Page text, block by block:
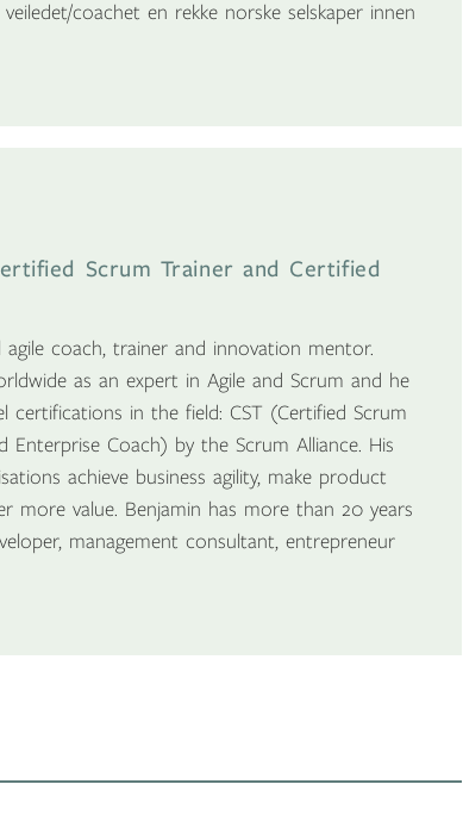
coachet en rekke norske selskaper innen
Scrum Trainer and Certified
agile coach, trainer and innovation mentor.
as an expert in Agile and Scrum and he
certifications in the field: CST (Certified Scrum
Enterprise Coach) by the Scrum Alliance. His
achieve business agility, make product
more value. Benjamin has more than 20 years
management consultant, entrepreneur